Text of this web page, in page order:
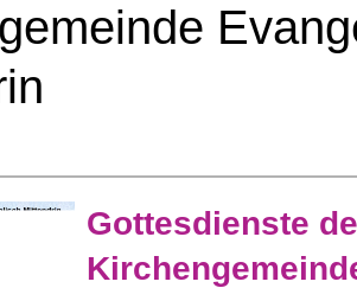
Gottesdienste